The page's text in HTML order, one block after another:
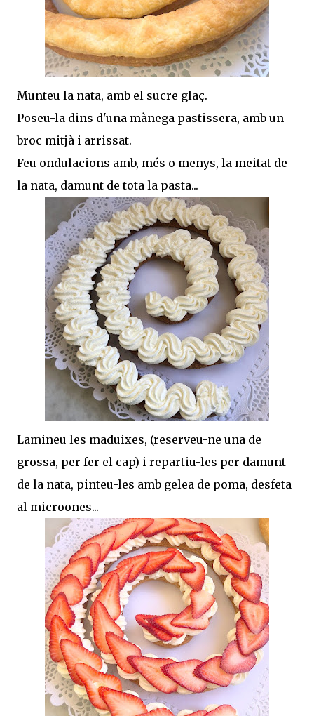
Munteu la nata, amb el sucre glaç.
Poseu-la dins d'una mànega pastissera, amb un
broc mitjà i arrissat.
Feu ondulacions amb, més o menys, la meitat de
la nata, damunt de tota la pasta...
Lamineu les maduixes, (reserveu-ne una de
grossa, per fer el cap) i repartiu-les per damunt
de la nata, pinteu-les amb gelea de poma, desfeta
al microones...